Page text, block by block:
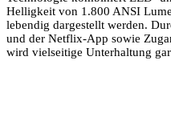
Helligkeit von 1.800 ANSI
lebendig dargestellt werden.
und der Netflix-App sowie
wird vielseitige Unterhaltung